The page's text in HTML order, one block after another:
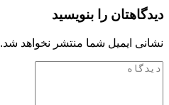
دیدگاهتان را بنویسید
نشانی ایمیل شما منتشر نخواهد شد.